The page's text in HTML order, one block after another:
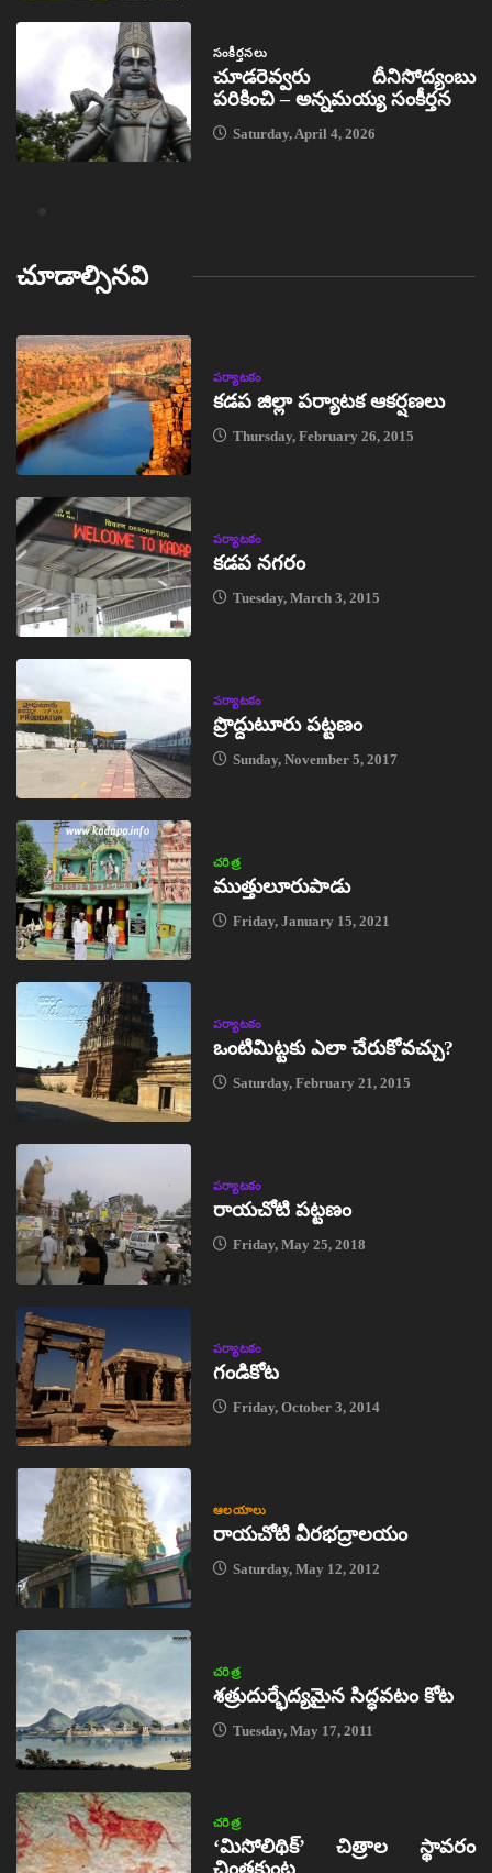
సంకీర్తనలు
చూడరెవ్వరు దీనిసోద్యంబు
పరికించి – అన్నమయ్య సంకీర్తన
Saturday, April 4, 2026
చూడాల్సినవి
పర్యాటకం
కడప జిల్లా పర్యాటక ఆకర్షణలు
Thursday, February 26, 2015
పర్యాటకం
కడప నగరం
Tuesday, March 3, 2015
పర్యాటకం
ప్రొద్దుటూరు పట్టణం
Sunday, November 5, 2017
చరిత్ర
ముత్తులూరుపాడు
Friday, January 15, 2021
పర్యాటకం
ఒంటిమిట్టకు ఎలా చేరుకోవచ్చు?
Saturday, February 21, 2015
పర్యాటకం
రాయచోటి పట్టణం
Friday, May 25, 2018
పర్యాటకం
గండికోట
Friday, October 3, 2014
ఆలయాలు
రాయచోటి వీరభద్రాలయం
Saturday, May 12, 2012
చరిత్ర
శత్రుదుర్భేద్యమైన సిద్ధవటం కోట
Tuesday, May 17, 2011
చరిత్ర
‘మిసోలిథిక్‌’ చిత్రాల స్థావరం
చింతకుంట